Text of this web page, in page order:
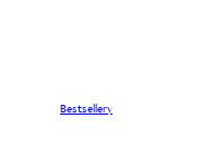
Bestsellery